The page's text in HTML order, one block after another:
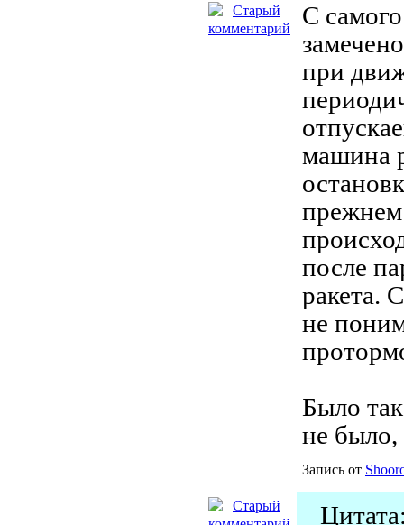
С
при
машина
после
ракета.
не
Было
не было,
Запись от